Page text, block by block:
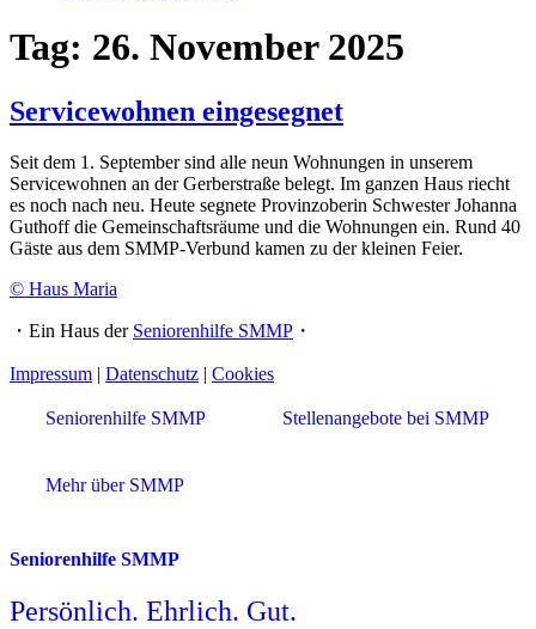
Tag: 26. November 2025
Servicewohnen eingesegnet
Seit dem 1. September sind alle neun Wohnungen in unserem
Servicewohnen an der Gerberstraße belegt. Im ganzen Haus riecht
es noch nach neu. Heute segnete Provinzoberin Schwester Johanna
Guthoff die Gemeinschaftsräume und die Wohnungen ein. Rund 40
Gäste aus dem SMMP-Verbund kamen zu der kleinen Feier.
© Haus Maria
・Ein Haus der Seniorenhilfe SMMP ・
Impressum | Datenschutz | Cookies
Seniorenhilfe SMMP Stellenangebote bei SMMP
Mehr über SMMP
Seniorenhilfe SMMP
Persönlich. Ehrlich. Gut.